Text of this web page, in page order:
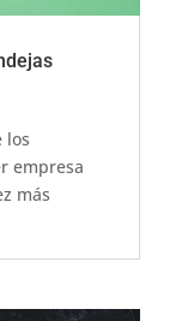
los
empresa
más